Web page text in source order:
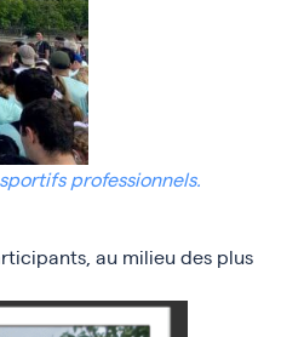
professionnels.
au milieu des plus